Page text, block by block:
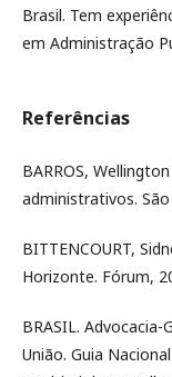
Brasil. Tem
em Administração
Referências
BARROS,
administrativos.
BITTENCOURT,
Horizonte. Fórum,
BRASIL. Advocacia-
União. Guia